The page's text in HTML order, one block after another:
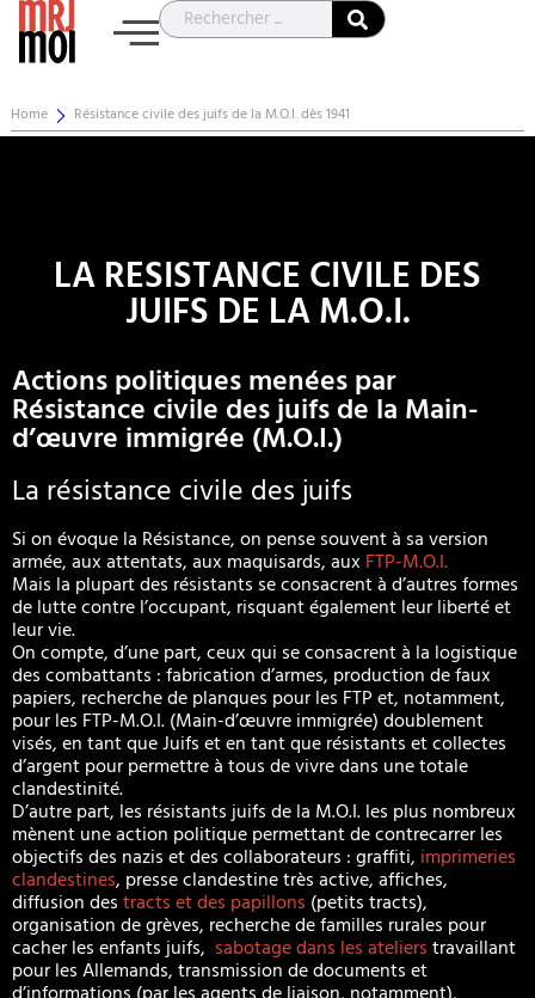
Home Résistance civile des juifs de la M.O.I. dès 1941
LA RESISTANCE CIVILE DES
JUIFS DE LA M.O.I.
Actions politiques menées par
Résistance civile des juifs de la Main-
d’œuvre immigrée (M.O.I.)
La résistance civile des juifs
Si on évoque la Résistance, on pense souvent à sa version
armée, aux attentats, aux maquisards, aux FTP-M.O.I.
Mais la plupart des résistants se consacrent à d’autres formes
de lutte contre l’occupant, risquant également leur liberté et
leur vie.
On compte, d’une part, ceux qui se consacrent à la logistique
des combattants : fabrication d’armes, production de faux
papiers, recherche de planques pour les FTP et, notamment,
pour les FTP-M.O.I. (Main-d’œuvre immigrée) doublement
visés, en tant que Juifs et en tant que résistants et collectes
d’argent pour permettre à tous de vivre dans une totale
clandestinité.
D’autre part, les résistants juifs de la M.O.I. les plus nombreux
mènent une action politique permettant de contrecarrer les
objectifs des nazis et des collaborateurs : graffiti, imprimeries
clandestines, presse clandestine très active, affiches,
diffusion destracts et des papillons (petits tracts),
organisation de grèves, recherche de familles rurales pour
cacher les enfants juifs, sabotage dans les atelierstravaillant
pour les Allemands, transmission de documents et